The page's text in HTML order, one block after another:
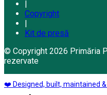
Copyright
Kit de presă
© Copyright 2026 Primăria
rezervate
❤️ Designed, built, maintained